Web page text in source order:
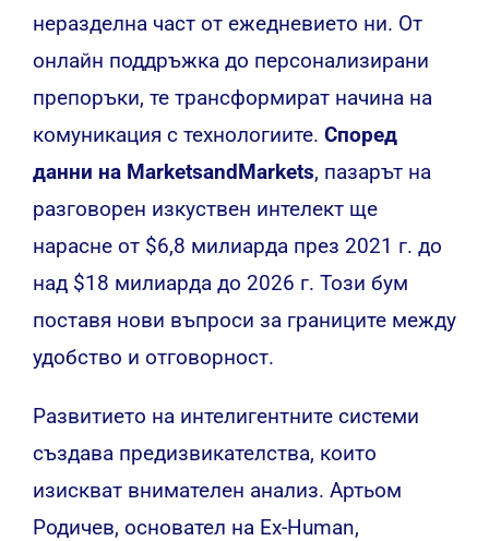
неразделна част от ежедневието ни. От
онлайн поддръжка до персонализирани
препоръки, те трансформират начина на
комуникация с технологиите. Според
данни на MarketsandMarkets, пазарът на
разговорен изкуствен интелект ще
нарасне от $6,8 милиарда през 2021 г. до
над $18 милиарда до 2026 г. Този бум
поставя нови въпроси за границите между
удобство и отговорност.
Развитието на интелигентните системи
създава предизвикателства, които
изискват внимателен анализ. Артьом
Родичев, основател на Ex-Human,